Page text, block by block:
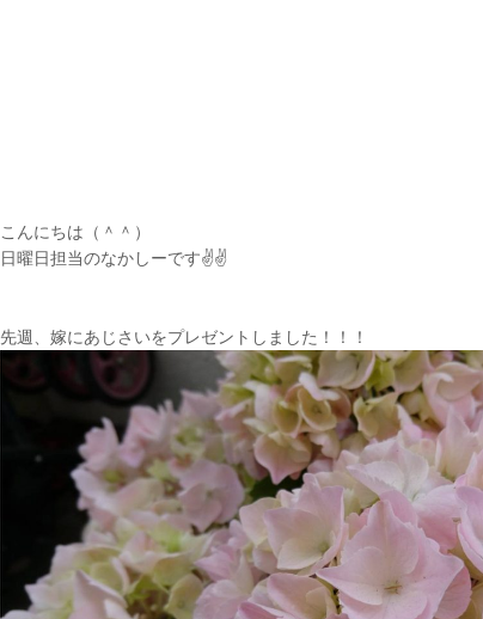
こんにちは（＾＾）
日曜日担当のなかしーです✌️✌️
先週、嫁にあじさいをプレゼントしました！！！